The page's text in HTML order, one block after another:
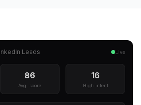
Leads Live
86
Avg. score
16
High intent